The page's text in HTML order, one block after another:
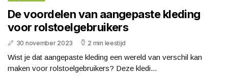
De voordelen van aangepaste kleding
voor rolstoelgebruikers
30 november 2023 2 min leestijd
Wist je dat aangepaste kleding een wereld van verschil kan
maken voor rolstoelgebruikers? Deze kledi...